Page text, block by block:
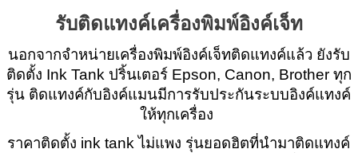
รับติดแทงค์เครื่องพิมพ์อิงค์เจ็ท
นอกจากจำหน่ายเครื่องพิมพ์อิงค์เจ็ทติดแทงค์แล้ว ยังรับ
ติดตั้ง Ink Tank ปริ้นเตอร์ Epson, Canon, Brother ทุก
รุ่น ติดแทงค์กับอิงค์แมนมีการรับประกันระบบอิงค์แทงค์
ให้ทุกเครื่อง
ราคาติดตั้ง ink tank ไม่แพง รุ่นยอดฮิตที่นำมาติดแทงค์